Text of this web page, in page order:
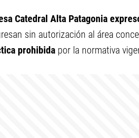
Catedral Alta Patagonia
sin autorización al área
prohibida por la normativa